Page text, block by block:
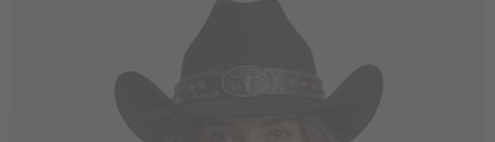
Vá em frente! Estávamos esperando por você.
CRIAR CONTA